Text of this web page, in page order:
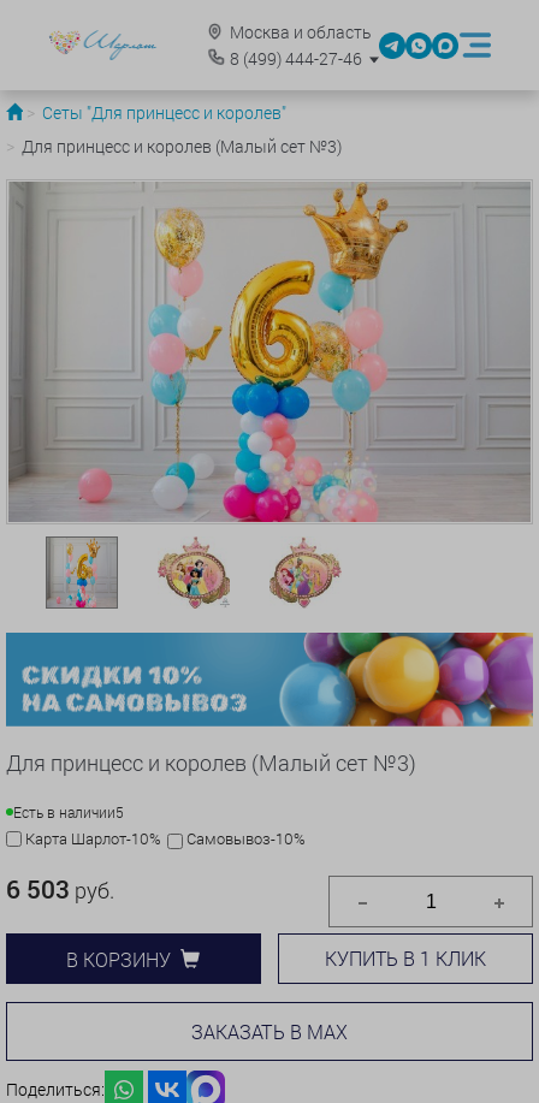
Москва и область
8 (499)444-27-46
Сеты "Для принцесс и королев"
Для принцесс и королев (Малый сет №3)
Для принцесс и королев (Малый сет №3)
Есть в наличии5
Карта Шарлот-10% Самовывоз-10%
6 503 руб.
В КОРЗИНУ КУПИТЬ В 1 КЛИК
ЗАКАЗАТЬ В MAX
Поделиться: